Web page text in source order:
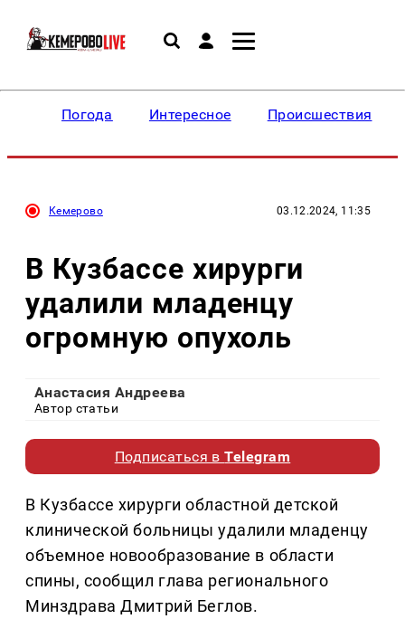
Погода Интересное Происшествия
Кемерово 03.12.2024, 11:35
В Кузбассе хирурги
удалили младенцу
огромную опухоль
Анастасия Андреева
Автор статьи
Подписаться вTelegram
В Кузбассе хирурги областной детской
клинической больницы удалили младенцу
объемное новообразование в области
спины, сообщил глава регионального
Минздрава Дмитрий Беглов.